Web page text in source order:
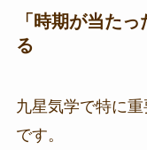
「時期が当た
る
九星気学で特に重
です。